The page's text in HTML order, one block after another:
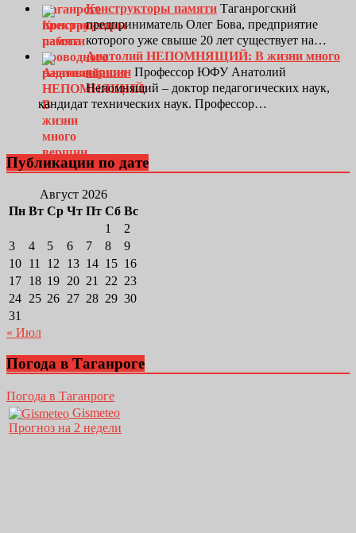
Конструкторы памяти Таганрогский
предприниматель Олег Бова, предприятие
которого уже свыше 20 лет существует на…
Анатолий НЕПОМНЯЩИЙ: В жизни много
вершин Профессор ЮФУ Анатолий
Непомнящий – доктор педагогических наук,
кандидат технических наук. Профессор…
Публикации по дате
Август 2026
Пн Вт Ср Чт Пт Сб Вс
1
2
3
4 5 6 7 8
9
10 11 12 13 14 15 16
17 18 19 20 21 22 23
24 25 26 27 28 29 30
31
« Июл
Погода в Таганроге
Погода в Таганроге
Gismeteo
Прогноз на 2 недели